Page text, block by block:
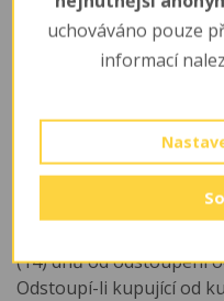
využit vzorový formulář
který naleznete ke
na našem eshopu.
platí ustanovení čl. 11
5.4. V případě
obchodních podmínek
(14) dnů od odstoupení
Odstoupí-li kupující od
uchováváno pouze
informací